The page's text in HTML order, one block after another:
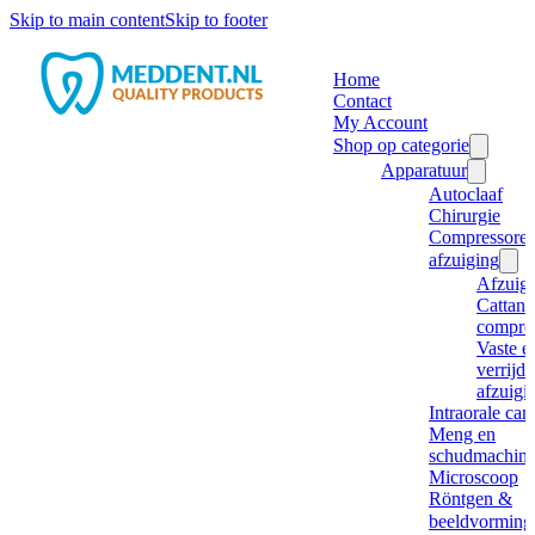
Skip to main contentSkip to footer
Home
Contact
My Account
Shop op categorie
Apparatuur
Autoclaaf
Chirurgie
afzuiging
Cattani
Vaste
Intraorale
Meng en
Microscoop
Röntgen &
beeldvorming